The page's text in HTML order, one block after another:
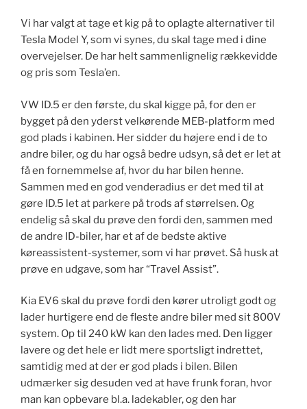
Vi har valgt at tage et kig på to oplagte alternativer til
Tesla Model Y, som vi synes, du skal tage med i dine
overvejelser. De har helt sammenlignelig rækkevidde
og pris som Tesla’en.
VW ID.5 er den første, du skal kigge på, for den er
bygget på den yderst velkørende MEB-platform med
god plads i kabinen. Her sidder du højere end i de to
andre biler, og du har også bedre udsyn, så det er let at
få en fornemmelse af, hvor du har bilen henne.
Sammen med en god venderadius er det med til at
gøre ID.5 let at parkere på trods af størrelsen. Og
endelig så skal du prøve den fordi den, sammen med
de andre ID-biler, har et af de bedste aktive
køreassistent-systemer, som vi har prøvet. Så husk at
prøve en udgave, som har “Travel Assist”.
Kia EV6 skal du prøve fordi den kører utroligt godt og
lader hurtigere end de fleste andre biler med sit 800V
system. Op til 240 kW kan den lades med. Den ligger
lavere og det hele er lidt mere sportsligt indrettet,
samtidig med at der er god plads i bilen. Bilen
udmærker sig desuden ved at have frunk foran, hvor
man kan opbevare bl.a. ladekabler, og den har